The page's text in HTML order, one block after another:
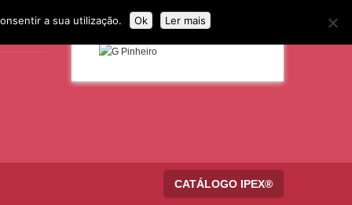
CATÁLOGO IPEX®
a sua utilização. Ok Ler mais